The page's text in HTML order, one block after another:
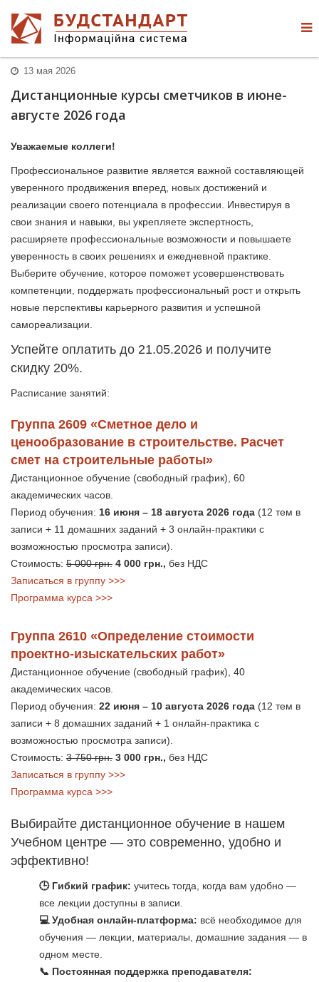
13 мая 2026
Дистанционные курсы сметчиков в июне-
августе 2026 года
Уважаемые коллеги!
Профессиональное развитие является важной составляющей
уверенного продвижения вперед, новых достижений и
реализации своего потенциала в профессии. Инвестируя в
свои знания и навыки, вы укрепляете экспертность,
расширяете профессиональные возможности и повышаете
уверенность в своих решениях и ежедневной практике.
Выберите обучение, которое поможет усовершенствовать
компетенции, поддержать профессиональный рост и открыть
новые перспективы карьерного развития и успешной
самореализации.
Успейте oплатить до 21.05.2026 и получите
скидку 20%.
Расписание занятий:
Группа 2609 «Сметное дело и
ценообразование в строительстве. Расчет
смет на строительные работы»
Дистанционное обучение (свободный график), 60
академических часов.
Период обучения: 16 июня – 18 августа 2026 года (12 тем в
записи + 11 домашних заданий + 3 онлайн-практики с
возможностью просмотра записи).
Стоимость: 5 000 грн. 4 000 грн., без НДС
Записаться в группу >>>
Программа курса >>>
Группа 2610 «Определение стоимости
проектно-изыскательских работ»
Дистанционное обучение (свободный график), 40
академических часов.
Период обучения: 22 июня – 10 августа 2026 года (12 тем в
записи + 8 домашних заданий + 1 онлайн-практика с
возможностью просмотра записи).
Стоимость: 3 750 грн. 3 000 грн., без НДС
Записаться в группу >>>
Программа курса >>>
Выбирайте дистанционное обучение в нашем
Учебном центре — это современно, удобно и
эффективно!
🕒 Гибкий график: учитесь тогда, когда вам удобно —
все лекции доступны в записи.
💻 Удобная онлайн-платформа: всё необходимое для
обучения — лекции, материалы, домашние задания — в
одном месте.
📞 Постоянная поддержка преподавателя: